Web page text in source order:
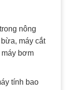
nông
máy cắt
máy bơm
tính bao